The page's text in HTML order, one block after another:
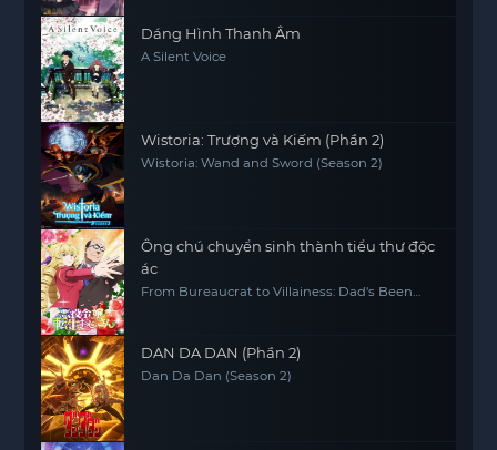
Dáng Hình Thanh Âm
A Silent Voice
Wistoria: Trượng và Kiếm (Phần 2)
Wistoria: Wand and Sword (Season 2)
Ông chú chuyển sinh thành tiểu thư độc
ác
From Bureaucrat to Villainess: Dad's Been
DAN DA DAN (Phần 2)
Dan Da Dan (Season 2)